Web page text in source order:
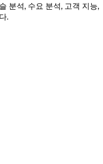
분석, 수요 분석, 고객 지능,
.